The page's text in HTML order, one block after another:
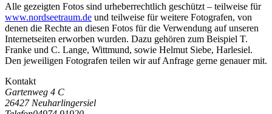
Alle gezeigten Fotos sind urheberrechtlich geschützt – teilweise für
www.nordseetraum.de und teilweise für weitere Fotografen, von
denen die Rechte an diesen Fotos für die Verwendung auf unseren
Internetseiten erworben wurden. Dazu gehören zum Beispiel T.
Franke und C. Lange, Wittmund, sowie Helmut Siebe, Harlesiel.
Den jeweiligen Fotografen teilen wir auf Anfrage gerne genauer mit.
Kontakt
Gartenweg 4 C
26427 Neuharlingersiel